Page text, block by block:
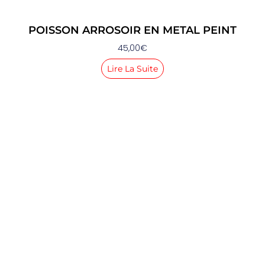
POISSON ARROSOIR EN METAL PEINT
45,00€
Lire La Suite